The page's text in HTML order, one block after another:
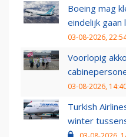
Boeing mag
eindelijk gaan
03-08-2026,
Voorlopig
03-08-2026,
Turkish
winter